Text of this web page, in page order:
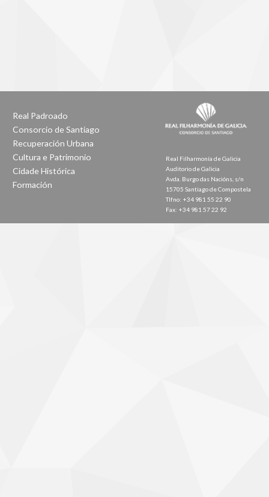
Real Padroado
Consorcio de Santiago
Recuperación Urbana
Cultura e Patrimonio
Cidade Histórica
Formación
Real Filharmonía de Galicia
Auditorio de Galicia
Avda. Burgo das Nacións, s/n
15705 Santiago de Compostela
Tlfno: +34 981 55 22 90
Fax: +34 981 57 22 92